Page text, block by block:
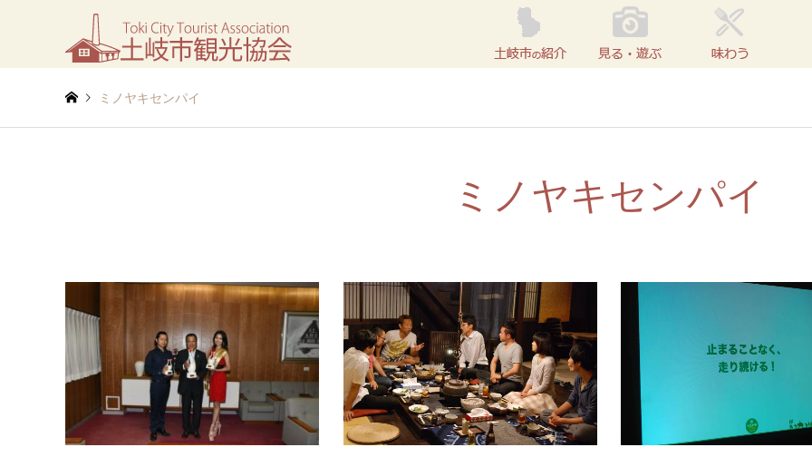
ミノヤキセンパイ
ミノヤキセンパイ